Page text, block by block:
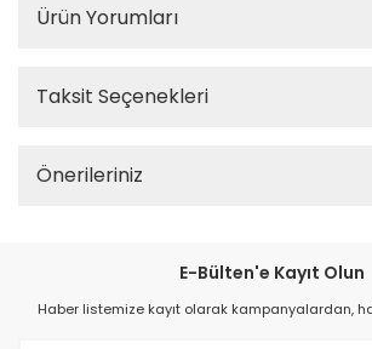
Ürün Yorumları
Taksit Seçenekleri
Önerileriniz
E-Bülten'e Kayıt Olun
Haber listemize kayıt olarak kampanyalardan,